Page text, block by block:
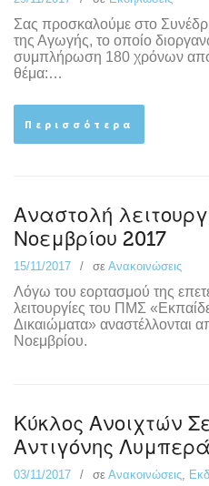
Σας προσκαλούμε στο
της Αγωγής, το οποίο
συμπλήρωση 180 χρόνων
θέμα:…
Περισσότερα
Αναστολή
Νοεμβρίου 2017
15/11/2017 σε Ανακοινώσεις
Λόγω του εορτασμού της
λειτουργίες του ΠΜΣ
Δικαιώματα» αναστέλλονται
Νοεμβρίου.
Κύκλος Ανοιχτών
Αντιγόνης
03/11/2017 σε Ανακοινώσεις